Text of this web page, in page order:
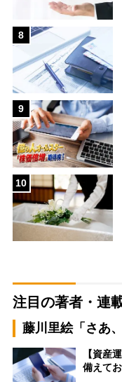
8
9
10
注目の著者・連
藤川里絵「さあ
【資産
備えて